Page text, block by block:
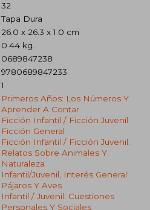
32
Tapa Dura
26.0 x 26.3 x 1.0 cm
0.44 kg.
0689847238
9780689847233
1
Primeros Años: Los Números Y
Aprender A Contar
Ficción Infantil / Ficción Juvenil:
Ficción General
Ficción Infantil / Ficción Juvenil:
Relatos Sobre Animales Y
Naturaleza
Infantil/juvenil, Interés General:
Pájaros Y Aves
Infantil / Juvenil: Cuestiones
Personales Y Sociales